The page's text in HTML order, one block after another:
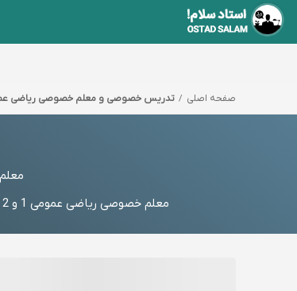
صفحه اصلی تدریس خصوصی و معلم خصوصی ریاضی عمومی 1 و 2
معلم با
معلم خصوصی ریاضی عمومی 1 و 2 دانشگاه کلاس آنلاین ریاضی عمومی 1 و 2 دانشگاه خصوصی و تدریس با مدرس آموزش در منزل، شماره مستقیم استاد یا رزرو رایگان